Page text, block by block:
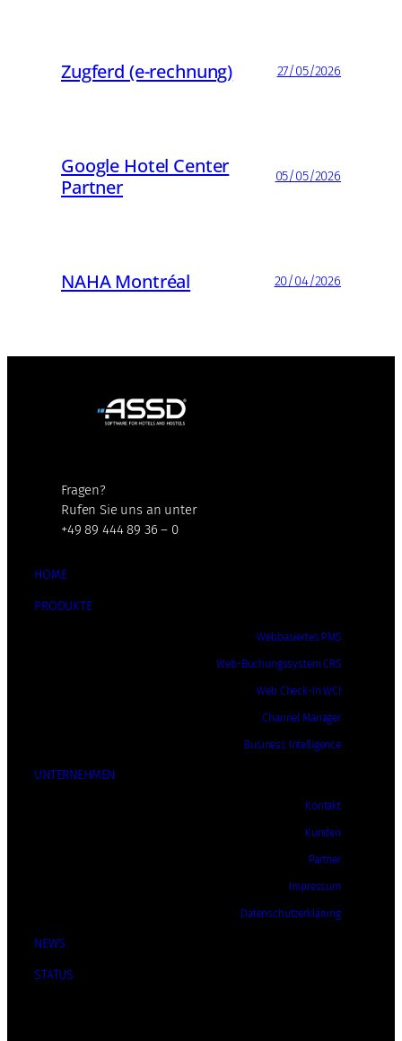
Zugferd (e-rechnung) 27/05/2026
Google Hotel Center
Partner
05/05/2026
NAHA Montréal 20/04/2026
Fragen?
Rufen Sie uns an unter
+49 89 444 89 36 – 0
HOME
PRODUKTE
Webbasiertes PMS
Web-Buchungssystem CRS
Web Check-In WCI
Channel Manager
Business Intelligence
UNTERNEHMEN
Kontakt
Kunden
Partner
Impressum
Datenschutzerklärung
NEWS
STATUS